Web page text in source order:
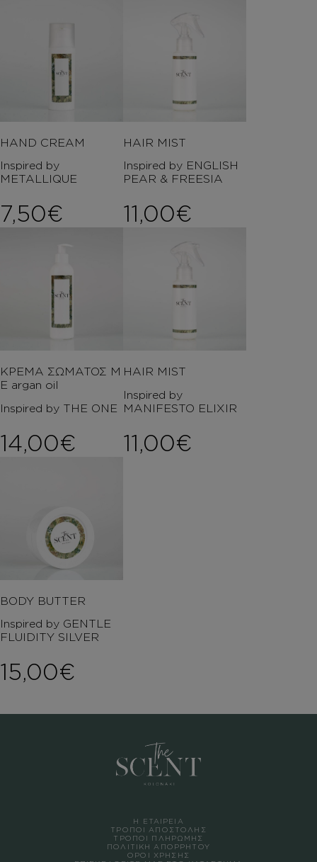
HAND CREAM
Inspired by
METALLIQUE
7,50€
HAIR MIST
Inspired by ENGLISH
PEAR & FREESIA
11,00€
ΚΡΕΜΑ ΣΩΜΑΤΟΣ Μ
Ε argan oil
Inspired by THE ONE
14,00€
HAIR MIST
Inspired by
MANIFESTO ELIXIR
11,00€
BODY BUTTER
Inspired by GENTLE
FLUIDITY SILVER
15,00€
Η ΕΤΑΙΡΕΙΑ
ΤΡΟΠΟΙ ΑΠΟΣΤΟΛΗΣ
ΤΡΟΠΟΙ ΠΛΗΡΩΜΗΣ
ΠΟΛΙΤΙΚΗ ΑΠΟΡΡΗΤΟΥ
ΟΡΟΙ ΧΡΗΣΗΣ